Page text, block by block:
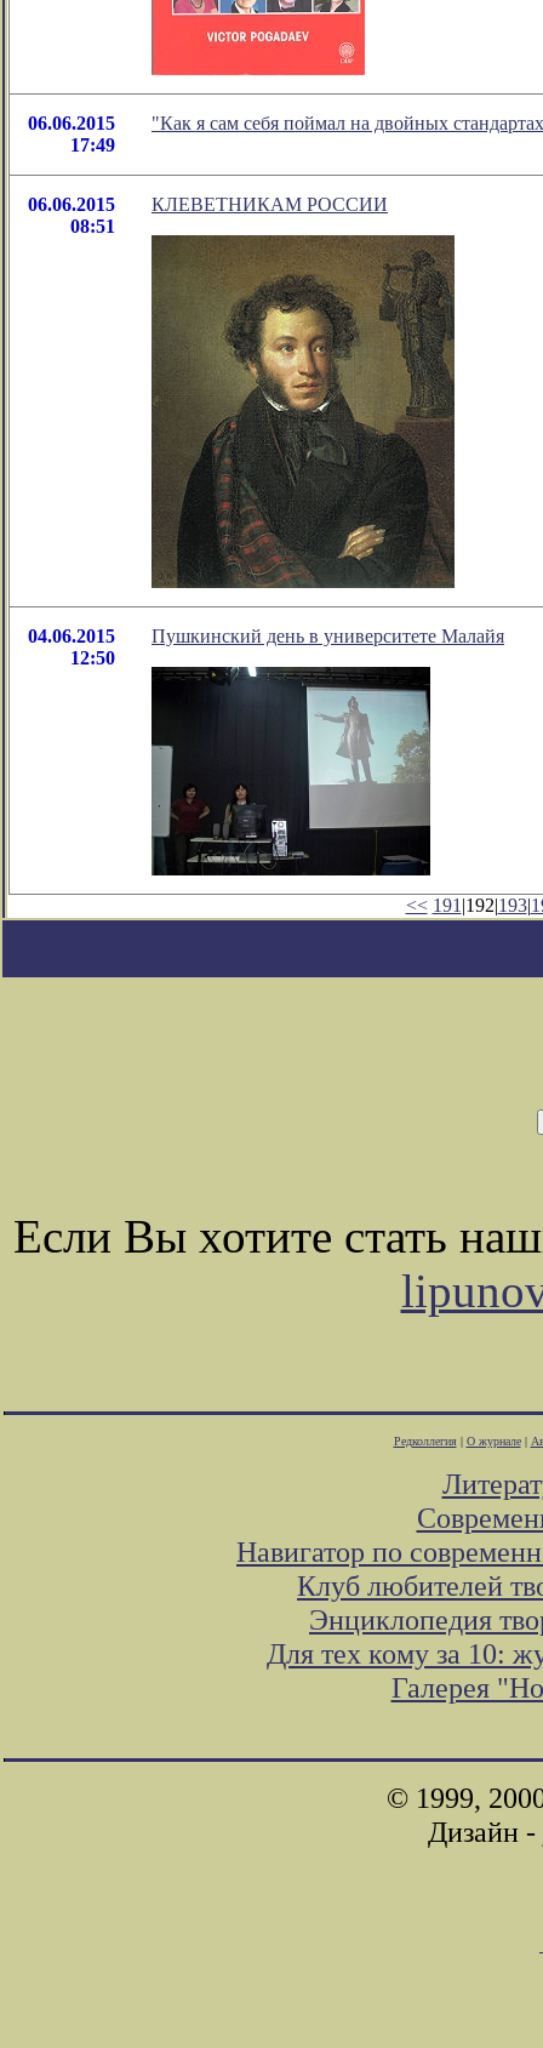
06.06.2015
17:49
"Как я сам себя поймал на двойных
06.06.2015
08:51
КЛЕВЕТНИКАМ РОССИИ
04.06.2015
12:50
Пушкинский день в университете Малайя
<< 191 |192|193|
Если Вы хотите стать
Редколлегия| О журнале|
Навигатор по
Клуб любителей
Энциклопедия
Для тех кому за 10:
Галерея
© 1999,
Дизайн -